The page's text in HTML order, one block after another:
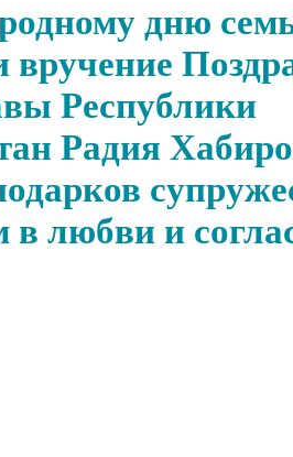
дню
вручение
Республики
Радия
любви и